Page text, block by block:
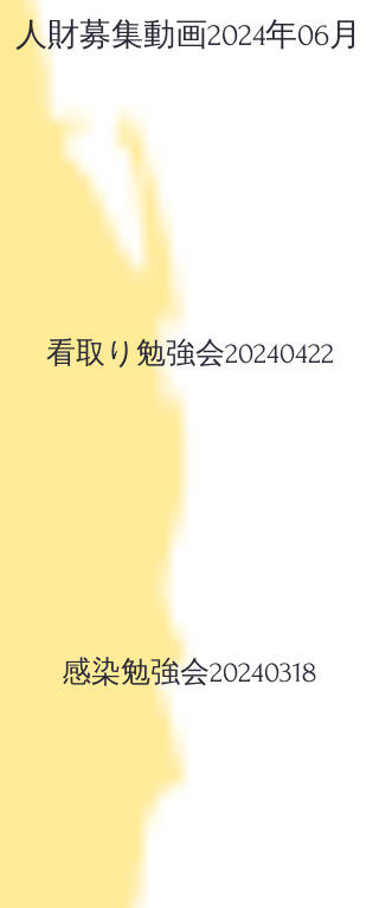
人財募集動画2024年06月
​看取り勉強会20240422
​感染勉強会20240318